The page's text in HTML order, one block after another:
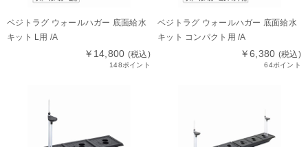
ベジトラグ ウォールハガー 底面給水
キット L用 /A
￥14,800 (税込)
148ポイント
ベジトラグ ウォールハガー 底面給水
キット コンパクト用 /A
￥6,380 (税込)
64ポイント